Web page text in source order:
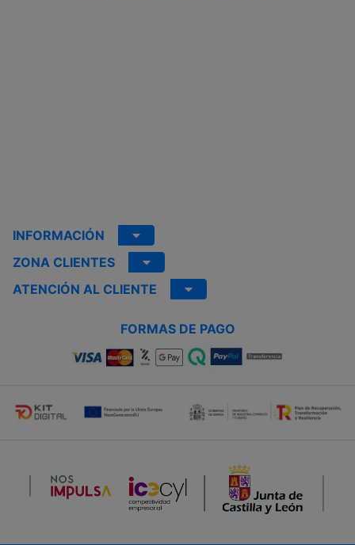
INFORMACIÓN
ZONA CLIENTES
ATENCIÓN AL CLIENTE
FORMAS DE PAGO